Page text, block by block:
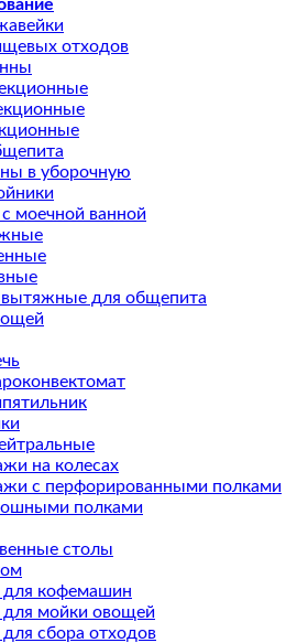
отходов
в уборочную
моечной ванной
для общепита
на колесах
с перфорированными полками
полками
столы
кофемашин
мойки овощей
сбора отходов